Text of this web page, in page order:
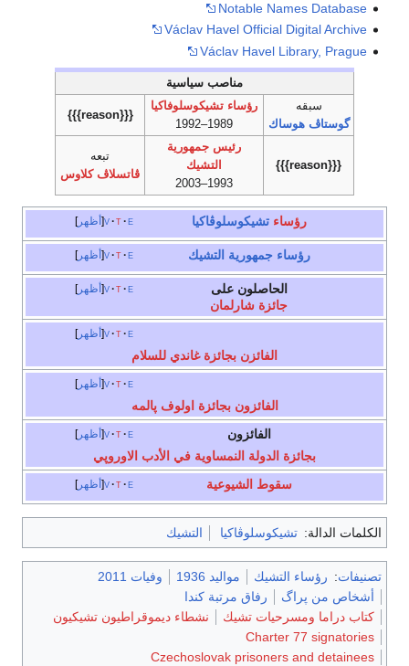
Notable Names Database
Václav Havel Official Digital Archive
Václav Havel Library, Prague
مناصب سياسية
سبقه
گوستاڤ هوساك
رؤساء تشيكوسلوفاكيا
1989–1992
{{{reason}}}
{{{reason}}}
رئيس جمهورية
التشيك
1993–2003
تبعه
ڤاتسلاڤ كلاوس
أظهر v t e رؤساء تشيكوسلوڤاكيا
أظهر v t e رؤساء جمهورية التشيك
أظهر v t e
الحاصلون على
جائزة شارلمان
أظهر v t e
الفائزن بجائزة غاندي للسلام
أظهر v t e
الفائزون بجائزة اولوف پالمه
أظهر v t e
الفائزون
بجائزة الدولة النمساوية في الأدب الاوروپي
أظهر v t e سقوط الشيوعية
الكلمات الدالة: تشيكوسلوڤاكيا التشيك
تصنيفات: رؤساء التشيك مواليد 1936
وفيات 2011
أشخاص من پراگ
رفاق مرتبة كندا
كتاب دراما ومسرحيات تشيك
نشطاء ديموقراطيون تشيكيون
Charter 77 signatories
Czechoslovak prisoners and detainees